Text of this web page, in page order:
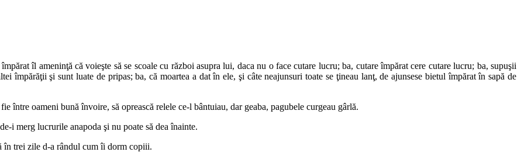
îl ameninţă că voieşte să se scoale cu război asupra lui, daca nu o face cutare lucru; ba, cutare împărat cere cutare lucru; ba, supuşii
împărăţii şi sunt luate de pripas; ba, că moartea a dat în ele, şi câte neajunsuri toate se ţineau lanţ, de ajunsese bietul împărat în sapă de
între oameni bună învoire, să oprească relele ce-l bântuiau, dar geaba, pagubele curgeau gârlă.
i merg lucrurile anapoda şi nu poate să dea înainte.
în trei zile d-a rândul cum îi dorm copiii.